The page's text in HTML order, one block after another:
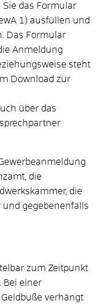
das Formular
1) ausfüllen und
Das Formular
Anmeldung
steht
Download zur
über das
die
die
und gegebenenfalls
zum Zeitpunkt
Bei einer
verhängt